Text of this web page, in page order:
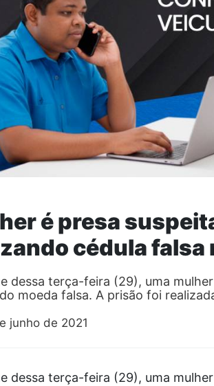
é presa
cédula falsa
dessa terça-feira (29), uma
moeda falsa. A prisão foi
junho de 2021
dessa terça-feira (29), uma